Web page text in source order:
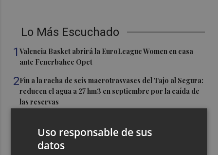
Lo Más Escuchado
1Valencia Basket abrirá la EuroLeague Women en casa
ante Fenerbahce Opet
2Fin a la racha de seis macrotrasvases del Tajo al Segura:
reducen el agua a 27 hm3 en septiembre por la caída de
las reservas
previsto de corte de la CV-560 por las obras del puente
de Càrcer
Uso responsable de sus
datos